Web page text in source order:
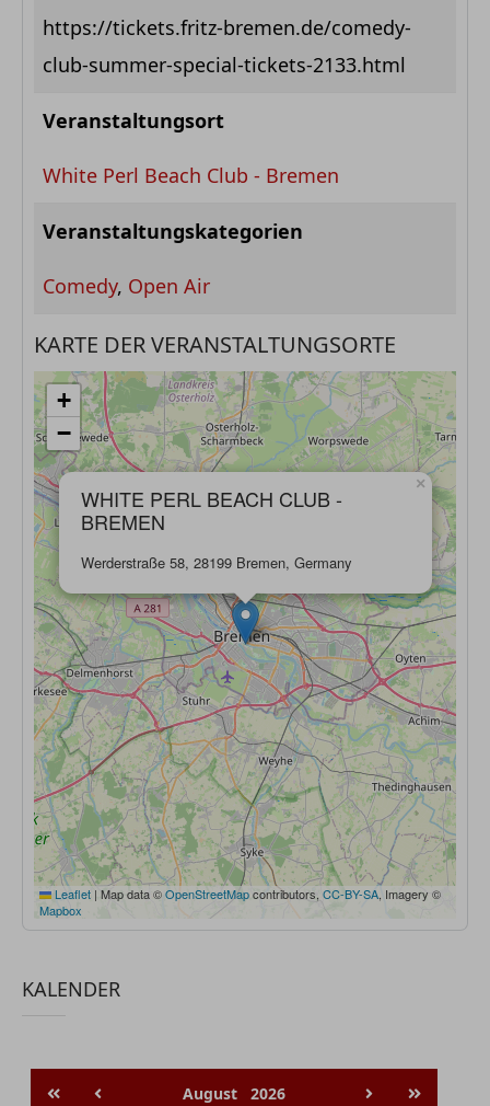
https://tickets.fritz-bremen.de/comedy-
club-summer-special-tickets-2133.html
Veranstaltungsort
White Perl Beach Club - Bremen
Veranstaltungskategorien
Comedy, Open Air
KARTE DER VERANSTALTUNGSORTE
WHITE PERL BEACH CLUB -
BREMEN
Werderstraße 58, 28199 Bremen, Germany
×
+
−
Leaflet | Map data ©OpenStreetMapcontributors, CC-BY-SA , Imagery ©
Mapbox
KALENDER
August 2026